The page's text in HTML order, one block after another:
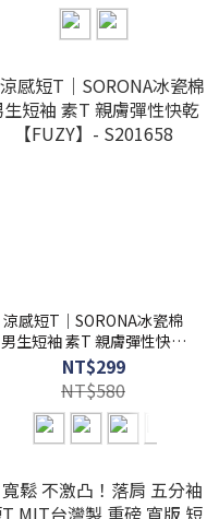
涼感短T｜SORONA冰瓷棉
男生短袖 素T 親膚彈性快乾
【FUZY】- S201658
NT$299
NT$580